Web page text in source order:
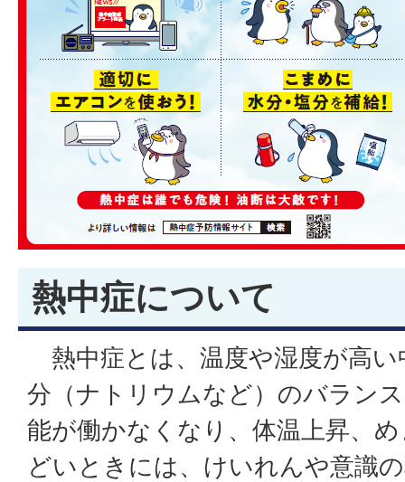
熱中症について
熱中症とは、温度や湿度が高い
分（ナトリウムなど）のバラン
能が働かなくなり、体温上昇、
どいときには、けいれんや意識